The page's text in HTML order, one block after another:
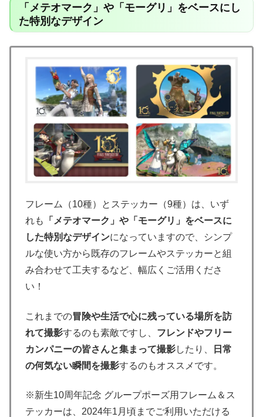
「メテオマーク」や「モーグリ」をベースにし
た特別なデザイン
フレーム（10種）とステッカー（9種）は、いず
れも
「メテオマーク」や「モーグリ」をベースに
した特別なデザインになっていますので、シンプ
ルな使い方から既存のフレームやステッカーと組
み合わせて工夫するなど、幅広くご活用くださ
い！
これまでの冒険や生活で心に残っている場所を訪
れて撮影するのも素敵ですし、 フレンドやフリー
カンパニーの皆さんと集まって撮影したり、
日常
の何気ない瞬間を撮影するのもオススメです。
※新生10周年記念 グループポーズ用フレーム＆ス
テッカーは、2024年1月頃までご利用いただける